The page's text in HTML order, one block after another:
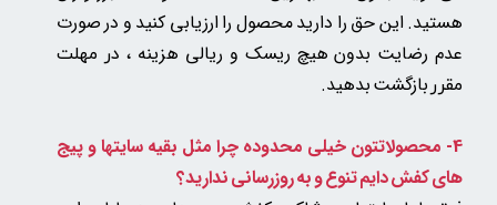
هستید. این حق را دارید محصول را ارزیابی کنید و در صورت
عدم رضایت بدون هیچ ریسک و ریالی هزینه ، در مهلت
مقرر بازگشت بدهید.
4- محصولاتتون خیلی محدوده چرا مثل بقیه سایتها و پیج
های کفش دایم تنوع و به روزرسانی ندارید؟